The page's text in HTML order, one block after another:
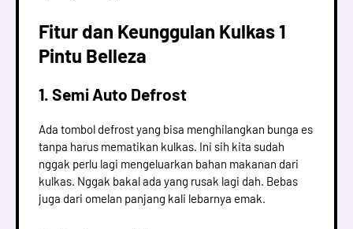
Fitur dan Keunggulan Kulkas 1
Pintu Belleza
1. Semi Auto Defrost
Ada tombol defrost yang bisa menghilangkan bunga es
tanpa harus mematikan kulkas. Ini sih kita sudah
nggak perlu lagi mengeluarkan bahan makanan dari
kulkas. Nggak bakal ada yang rusak lagi dah. Bebas
juga dari omelan panjang kali lebarnya emak.